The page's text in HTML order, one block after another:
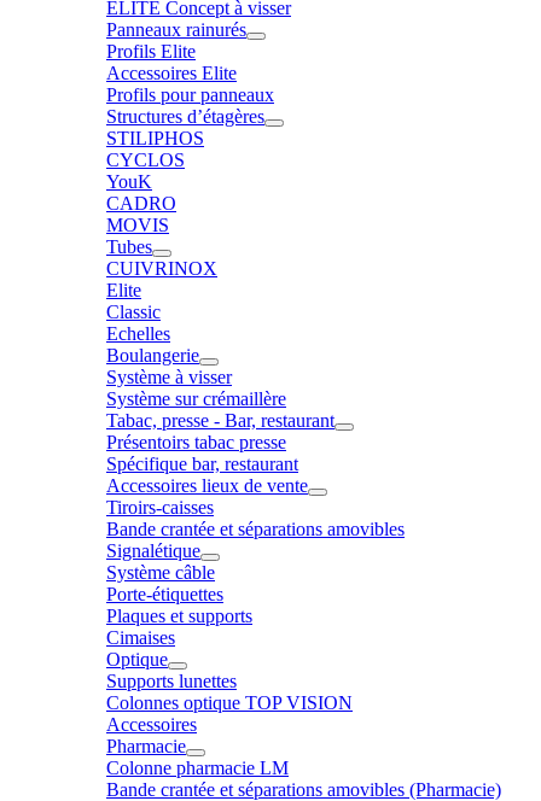
ELITE Concept à visser
Panneaux rainurés
Profils Elite
Accessoires Elite
Profils pour panneaux
Structures d’étagères
STILIPHOS
CYCLOS
YouK
CADRO
MOVIS
Tubes
CUIVRINOX
Elite
Classic
Echelles
Boulangerie
Système à visser
Système sur crémaillère
Tabac, presse - Bar, restaurant
Présentoirs tabac presse
Spécifique bar, restaurant
Accessoires lieux de vente
Tiroirs-caisses
Bande crantée et séparations amovibles
Signalétique
Système câble
Porte-étiquettes
Plaques et supports
Cimaises
Optique
Supports lunettes
Colonnes optique TOP VISION
Accessoires
Pharmacie
Colonne pharmacie LM
Bande crantée et séparations amovibles (Pharmacie)